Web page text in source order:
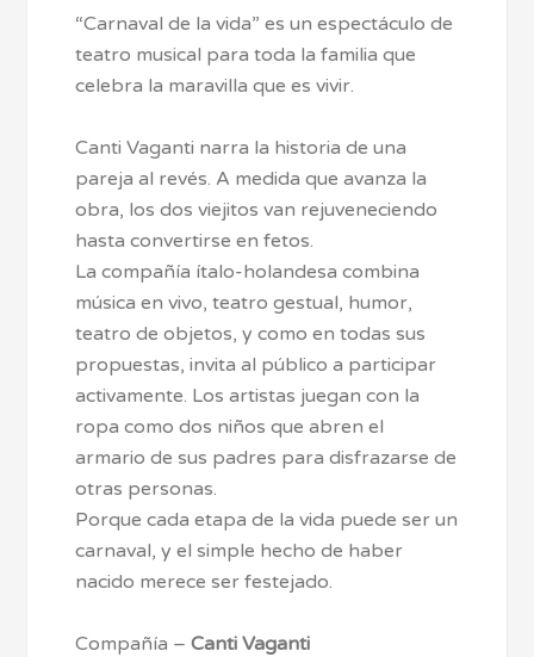
“Carnaval de la vida” es un espectáculo de
teatro musical para toda la familia que
celebra la maravilla que es vivir.
Canti Vaganti narra la historia de una
pareja al revés. A medida que avanza la
obra, los dos viejitos van rejuveneciendo
hasta convertirse en fetos.
La compañía ítalo-holandesa combina
música en vivo, teatro gestual, humor,
teatro de objetos, y como en todas sus
propuestas, invita al público a participar
activamente. Los artistas juegan con la
ropa como dos niños que abren el
armario de sus padres para disfrazarse de
otras personas.
Porque cada etapa de la vida puede ser un
carnaval, y el simple hecho de haber
nacido merece ser festejado.
Compañía –Canti Vaganti